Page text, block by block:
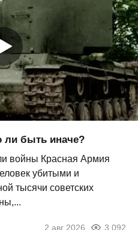
ли быть иначе?
войны Красная Армия
убитыми и
тысячи советских
2 авг 2026 3 092